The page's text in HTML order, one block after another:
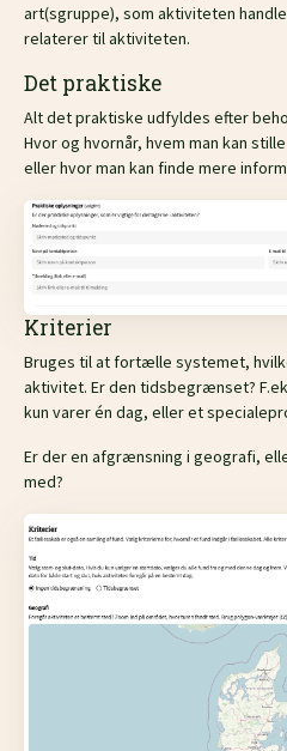
art(sgruppe), som aktiviteten
relaterer til aktiviteten.
Det praktiske
Alt det praktiske udfyldes efter
Hvor og hvornår, hvem man kan
eller hvor man kan finde mere
Kriterier
Bruges til at fortælle systemet,
aktivitet. Er den tidsbegrænset?
kun varer én dag, eller et
Er der en afgrænsning i geografi,
med?